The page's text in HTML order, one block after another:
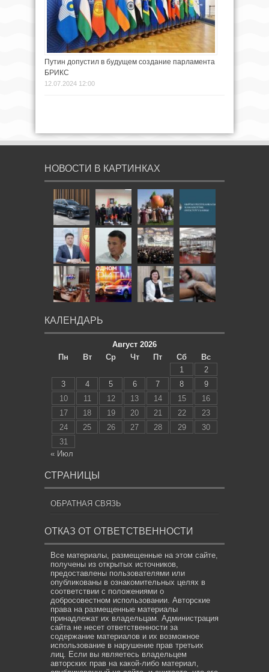
Путин допустил в будущем создание парламента
БРИКС
12.07.2024 12:00
НОВОСТИ В КАРТИНКАХ
КАЛЕНДАРЬ
Август 2026
Пн
Вт Ср Чт Пт Сб
Вс
1
2
3
4 5 6 7 8
9
10
11 12 13 14 15
16
17
18 19 20 21 22
23
24
25 26 27 28 29
30
31
« Июл
СТРАНИЦЫ
ОБРАТНАЯ СВЯЗЬ
ОТКАЗ ОТ ОТВЕТСТВЕННОСТИ
Все материалы, размещенные на этом сайте,
получены из открытых источников,
предоставлены пользователями или
опубликованы в ознакомительных целях в
соответствии с положениями о
добросовестном использовании. Авторские
права на размещенные материалы
принадлежат их владельцам. Администрация
сайта не несет ответственности за
содержание материалов и их возможное
использование в нарушение прав третьих
лиц. Если вы являетесь владельцем
авторских прав на какой-либо материал,